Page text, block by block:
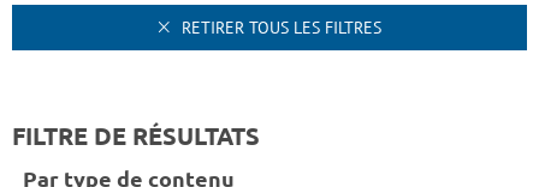
RETIRER TOUS LES FILTRES
FILTRE DE RÉSULTATS
Par type de contenu